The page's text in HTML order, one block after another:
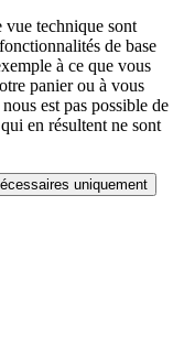
vue technique sont
de base
à ce que vous
panier ou à vous
est pas possible de
en résultent ne sont
uniquement